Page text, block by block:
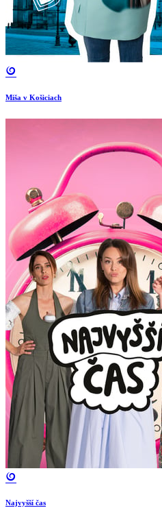
Miša v Košiciach
Najvyšší čas